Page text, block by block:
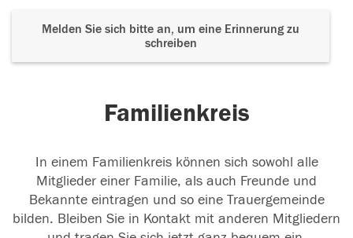
Melden Sie sich bitte an, um eine Erinnerung zu
schreiben
Familienkreis
In einem Familienkreis können sich sowohl alle
Mitglieder einer Familie, als auch Freunde und
Bekannte eintragen und so eine Trauergemeinde
bilden. Bleiben Sie in Kontakt mit anderen Mitgliedern